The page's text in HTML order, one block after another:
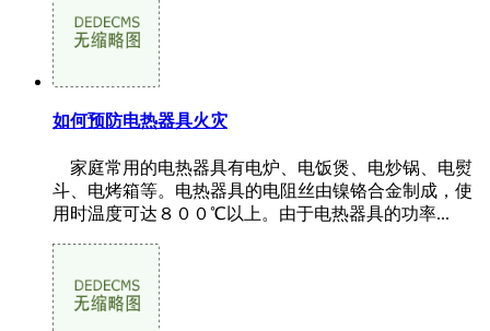
如何预防电热器具火灾
家庭常用的电热器具有电炉、电饭煲、电炒锅、电熨
斗、电烤箱等。电热器具的电阻丝由镍铬合金制成，使
用时温度可达８００℃以上。由于电热器具的功率...